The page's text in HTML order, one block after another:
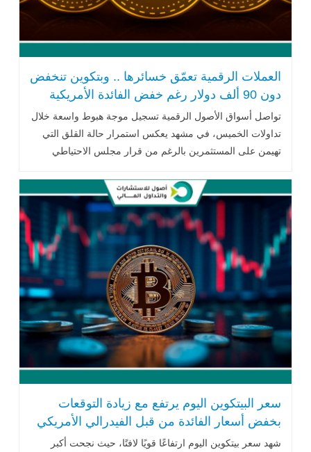
العملات الرقمية تعمّق خسائرها .. وبتكوين تنخفض
دون 90 ألف دولار رغم خفض الفائدة الأمريكية
تواصل أسواق الأصول الرقمية تسجيل موجة هبوط واسعة خلال
تداولات الخميس، في مشهد يعكس استمرار حالة القلق التي
تهيمن على المستثمرين بالرغم من قرار مجلس الاحتياطي
سعر البيتكوين اليوم يرتفع مع زيادة التوقعات
بخفض أسعار الفائدة من قبل الفيدرالي الأمريكي
شهد سعر بيتكوين اليوم ارتفاعًا قويًا لافتًا، حيث نجحت أكبر